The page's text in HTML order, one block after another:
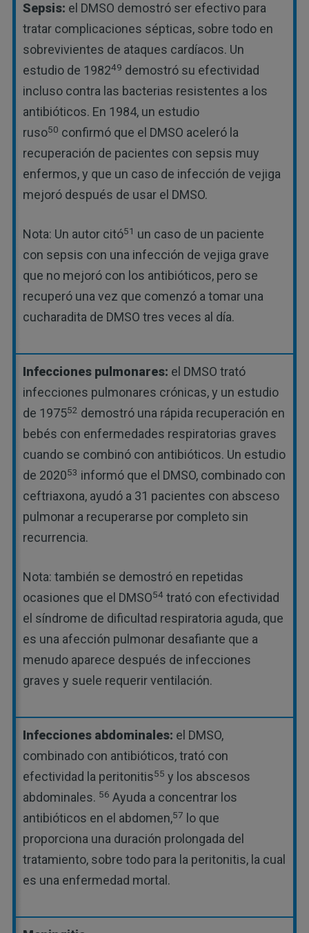
Sepsis: el DMSO demostró ser efectivo para
tratar complicaciones sépticas, sobre todo en
sobrevivientes de ataques cardíacos. Un
estudio de 198249 demostró su efectividad
incluso contra las bacterias resistentes a los
antibióticos. En 1984, un estudio
ruso50 confirmó que el DMSO aceleró la
recuperación de pacientes con sepsis muy
enfermos, y que un caso de infección de vejiga
mejoró después de usar el DMSO.
Nota: Un autor citó51 un caso de un paciente
con sepsis con una infección de vejiga grave
que no mejoró con los antibióticos, pero se
recuperó una vez que comenzó a tomar una
cucharadita de DMSO tres veces al día.
Infecciones pulmonares: el DMSO trató
infecciones pulmonares crónicas, y un estudio
de 197552 demostró una rápida recuperación en
bebés con enfermedades respiratorias graves
cuando se combinó con antibióticos. Un estudio
de 202053 informó que el DMSO, combinado con
ceftriaxona, ayudó a 31 pacientes con absceso
pulmonar a recuperarse por completo sin
recurrencia.
Nota: también se demostró en repetidas
ocasiones que el DMSO54trató con efectividad
el síndrome de dificultad respiratoria aguda, que
es una afección pulmonar desafiante que a
menudo aparece después de infecciones
graves y suele requerir ventilación.
Infecciones abdominales: el DMSO,
combinado con antibióticos, trató con
efectividad la peritonitis55 y los abscesos
abdominales. 56 Ayuda a concentrar los
antibióticos en el abdomen,57
lo que
proporciona una duración prolongada del
tratamiento, sobre todo para la peritonitis, la cual
es una enfermedad mortal.